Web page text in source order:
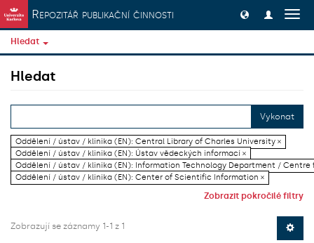
Přeskočit na obsah
Repozitář publikační činnosti
Hledat
Hledat
Vykonat
Oddělení / ústav / klinika (EN): Central Library of Charles University ×
Oddělení / ústav / klinika (EN): Ústav vědeckých informací ×
Oddělení / ústav / klinika (EN): Information Technology Department / Centre
Oddělení / ústav / klinika (EN): Center of Scientific Information ×
Zobrazit pokročilé filtry
Zobrazují se záznamy 1-1 z 1